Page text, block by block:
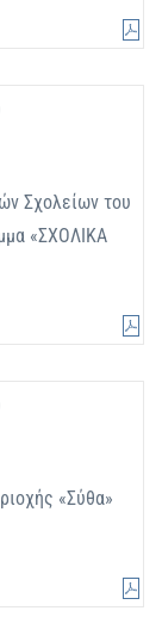
Σχολείων του
«ΣΧΟΛΙΚΑ
«Σύθα»